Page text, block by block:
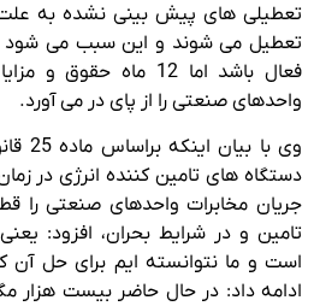
تعطیلی های پیش بینی نشده به
فعال باشد اما 12 ماه
واحدهای صنعتی را از پای در می آورد.
وی
دستگاه های تامین کننده انرژی در
جریان مخابرات واحدهای صنعتی را
تامین و در شرایط بحران، افزود:
است و ما نتوانسته ایم برای حل آن
ادامه داد: در حال حاضر بیست هزار